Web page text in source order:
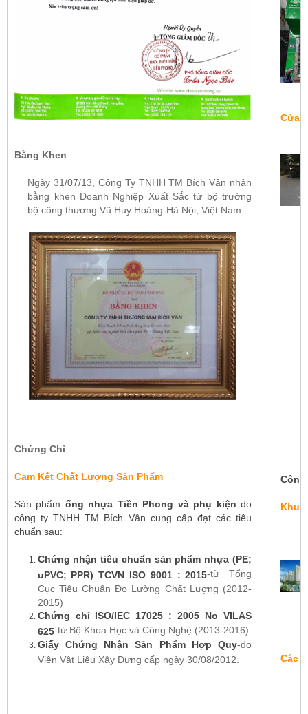
Bằng Khen
Ngày 31/07/13, Công Ty TNHH TM Bích Vân nhận
bằng khen Doanh Nghiệp Xuất Sắc từ bộ trưởng
bộ công thương Vũ Huy Hoàng-Hà Nội, Việt Nam.
Cửa
Chứng Chỉ
Cam Kết Chất Lượng Sản Phẩm
Sản phẩm ống nhựa Tiền Phong và phụ kiện do
công ty TNHH TM Bích Vân cung cấp đạt các tiêu
chuẩn sau:
Chứng nhận tiêu chuẩn sản phẩm nhựa (PE;
uPVC; PPR) TCVN ISO 9001 : 2015-từ Tổng
Cục Tiêu Chuẩn Đo Lường Chất Lượng (2012-
2015)
Chứng chỉ ISO/IEC 17025 : 2005 No VILAS
625-từ Bộ Khoa Học và Công Nghệ (2013-2016)
Giấy Chứng Nhận Sản Phẩm Hợp Quy-do
Viện Vật Liệu Xây Dựng cấp ngày 30/08/2012.
Công
Khu
Các